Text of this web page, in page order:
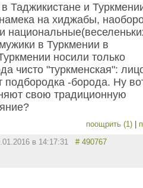
Таджикистане и
на хиджабы,
в Туркмении в
носили только
чисто "туркменская":
подбородка -борода. Ну
свою традиционную
поощрить (1) |
в 14:17:31 # 490767